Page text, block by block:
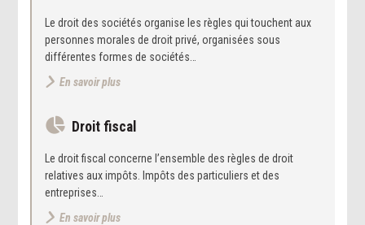
Le droit des sociétés organise les règles qui touchent aux
personnes morales de droit privé, organisées sous
différentes formes de sociétés…
En savoir plus
Droit fiscal
Le droit fiscal concerne l’ensemble des règles de droit
relatives aux impôts. Impôts des particuliers et des
entreprises…
En savoir plus